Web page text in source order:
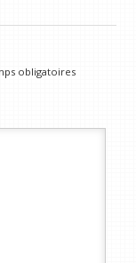
obligatoires